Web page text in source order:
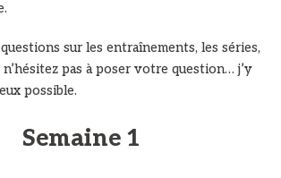
sur les entraînements, les séries,
pas à poser votre question… j’y
possible.
Semaine 1